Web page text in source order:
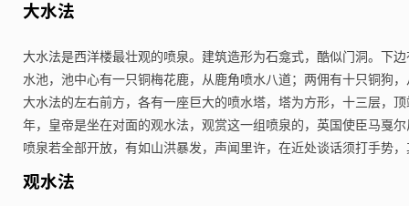
大水法
大水法是西洋楼最壮观的喷泉。建筑造形为石龛式，酷似门洞。下
水池，池中心有一只铜梅花鹿，从鹿角喷水八道；两佣有十只铜狗
大水法的左右前方，各有一座巨大的喷水塔，塔为方形，十三层，
年，皇帝是坐在对面的观水法，观赏这一组喷泉的，英国使臣马戛
喷泉若全部开放，有如山洪暴发，声闻里许，在近处谈话须打手势
观水法